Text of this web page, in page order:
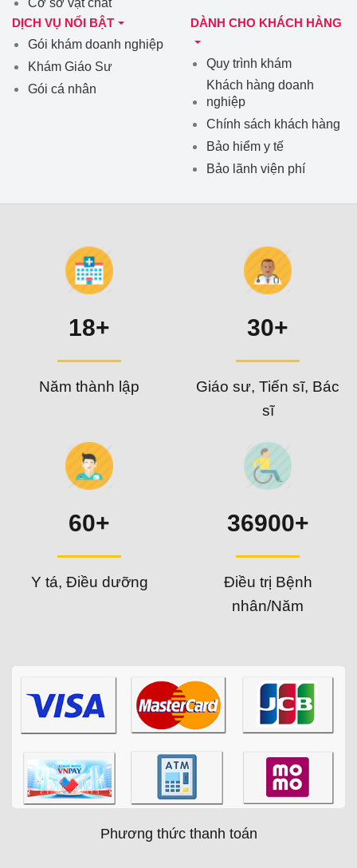
DỊCH VỤ NỔI BẬT
Gói khám doanh nghiệp
Khám Giáo Sư
Gói cá nhân
DÀNH CHO KHÁCH HÀNG
Quy trình khám
Khách hàng doanh
nghiệp
Chính sách khách hàng
Bảo hiểm y tế
Bảo lãnh viện phí
18+
Năm thành lập
30+
Giáo sư, Tiến sĩ, Bác
sĩ
60+
Y tá, Điều dưỡng
36900+
Điều trị Bệnh
nhân/Năm
Phương thức thanh toán